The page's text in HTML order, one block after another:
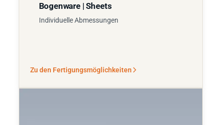
Bogenware | Sheets
Individuelle Abmessungen
Zu den Fertigungsmöglichkeiten